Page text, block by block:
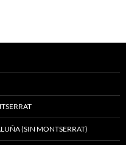
(SIN MONTSERRAT)